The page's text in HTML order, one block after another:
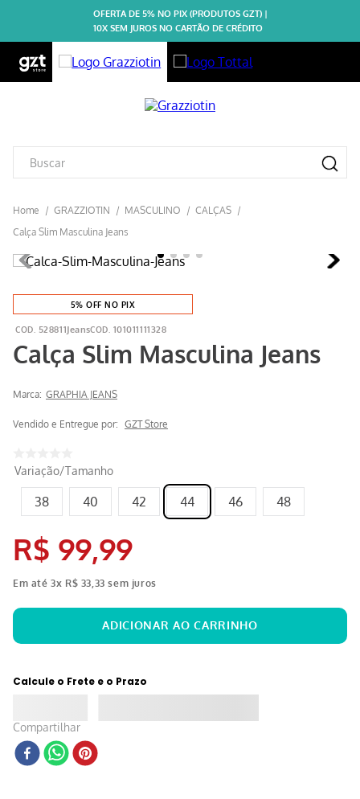
OFERTA DE 5% NO PIX (PRODUTOS GZT) |
10X SEM JUROS NO CARTÃO DE CRÉDITO
GRAZZIOTIN MASCULINO
CALÇAS
Calça Slim Masculina Jeans
5% OFF NO PIX
528811Jeans 101011111328
Calça Slim Masculina Jeans
Marca: GRAPHIA JEANS
Vendido e Entregue por: GZT Store
Variação/Tamanho
38 40 42 44 46 48
R$ 99,99
Em até3x R$ 33 33 sem juros
Calcule o Frete e o Prazo
Compartilhar